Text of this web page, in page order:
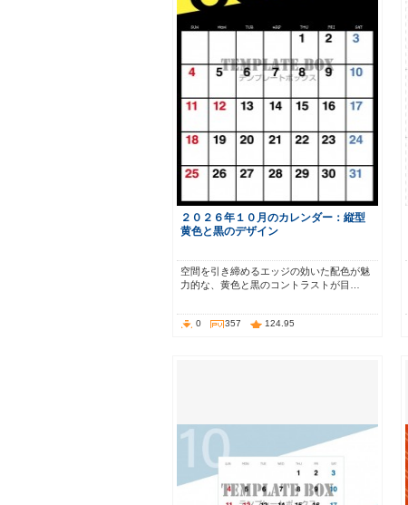
２０２６年１０月のカレンダー：縦型
黄色と黒のデザイン
空間を引き締めるエッジの効いた配色が魅
力的な、黄色と黒のコントラストが目…
0 357 124.95